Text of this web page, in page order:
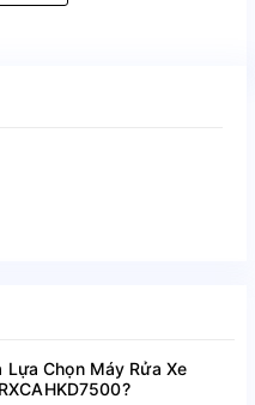
Lựa Chọn Máy Rửa Xe